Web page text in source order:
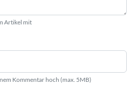
Artikel mit
Kommentar hoch (max. 5MB)